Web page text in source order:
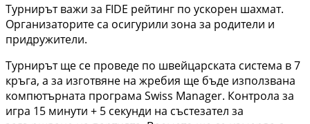
Турнирът важи за FIDE рейтинг по ускорен шахмат.
Организаторите са осигурили зона за родители и
придружители.
Турнирът ще се проведе по швейцарската система в 7
кръга, а за изготвяне на жребия ще бъде използвана
компютърната програма Swiss Manager. Контрола за
игра 15 минути + 5 секунди на състезател за